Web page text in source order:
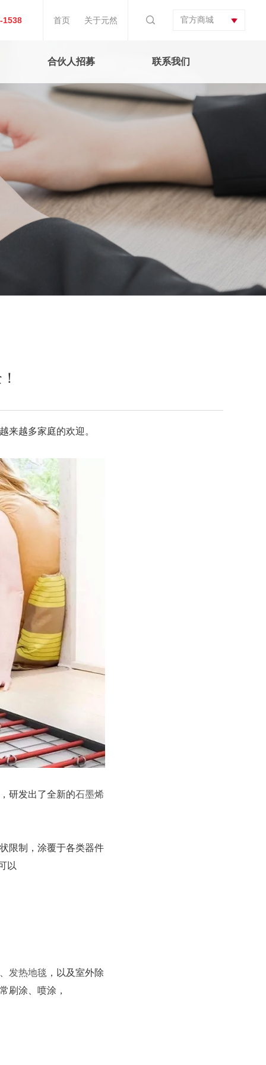
官方商城
首页 关于元然
1538
合伙人招募 联系我们
来越多家庭的欢迎。
研发出了全新的石墨烯
限制，涂覆于各类器件
以
发热地毯 ，以及室外除
刷涂、喷涂，